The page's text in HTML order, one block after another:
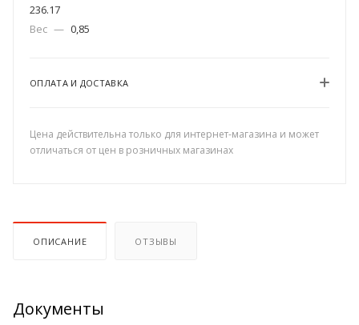
236.17
Вес — 0,85
ОПЛАТА И ДОСТАВКА
Цена действительна только для интернет-магазина и может
отличаться от цен в розничных магазинах
ОПИСАНИЕ ОТЗЫВЫ
Документы